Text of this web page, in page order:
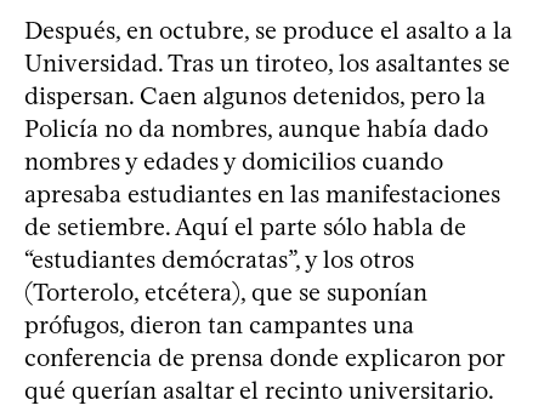
Después, en octubre, se produce el asalto a la
Universidad. Tras un tiroteo, los asaltantes se
dispersan. Caen algunos detenidos, pero la
Policía no da nombres, aunque había dado
nombres y edades y domicilios cuando
apresaba estudiantes en las manifestaciones
de setiembre. Aquí el parte sólo habla de
“estudiantes demócratas”, y los otros
(Torterolo, etcétera), que se suponían
prófugos, dieron tan campantes una
conferencia de prensa donde explicaron por
qué querían asaltar el recinto universitario.